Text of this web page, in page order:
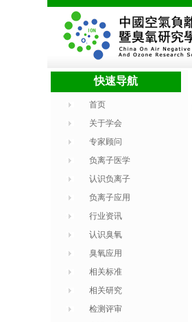
快速导航
首页
关于学会
专家顾问
负离子医学
认识负离子
负离子应用
行业资讯
认识臭氧
臭氧应用
相关标准
相关研究
检测评审